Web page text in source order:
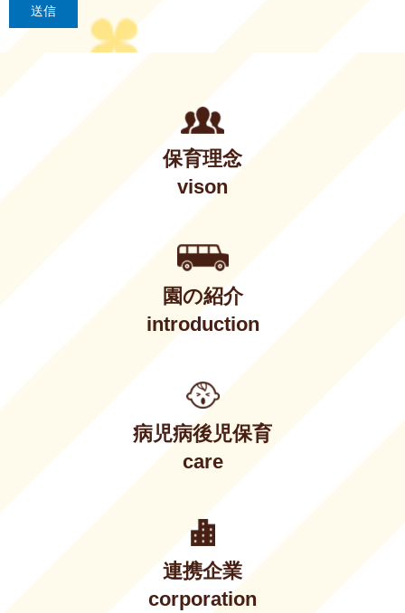
保育理念
vison
園の紹介
introduction
病児病後児保育
care
連携企業
corporation